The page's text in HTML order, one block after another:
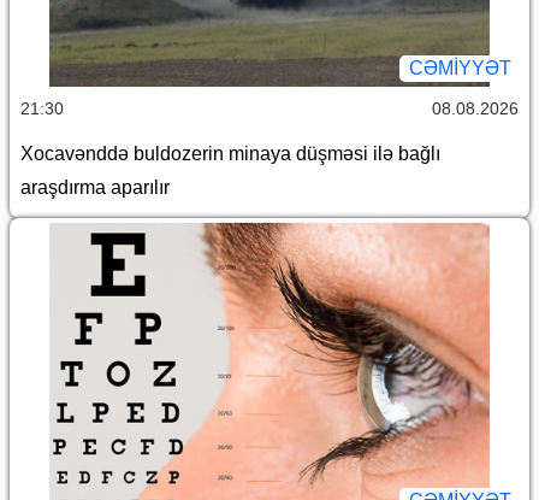
CƏMİYYƏT
21:30 08.08.2026
Xocavənddə buldozerin minaya düşməsi ilə bağlı
araşdırma aparılır